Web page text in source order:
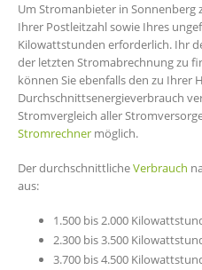
Um Stromanbieter in Sonnenberg
Ihrer Postleitzahl sowie Ihres
Kilowattstunden erforderlich. Ihr
der letzten Stromabrechnung zu
können Sie ebenfalls den zu Ihrer
Durchschnittsenergieverbrauch
Stromvergleich aller
Stromrechner möglich.
Der durchschnittlicheVerbrauch
aus:
1.500 bis 2.000
2.300 bis 3.500
3.700 bis 4.500